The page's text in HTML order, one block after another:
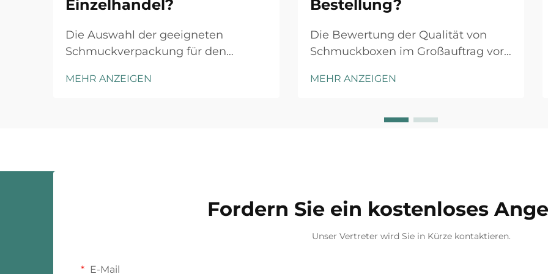
Einzelhandel?
Die Auswahl der geeigneten
Schmuckverpackung für den
strategisches Verständnis der
MEHR ANZEIGEN
Bestellung?
Die Bewertung der Qualität von
Schmuckboxen im Großauftrag vor
entscheidender Schritt, der sich
die Kundenzufriedenheit und die
MEHR ANZEIGEN
Fordern Sie ein kostenloses
Unser Vertreter wird Sie in Kürze kontaktieren.
E-Mail